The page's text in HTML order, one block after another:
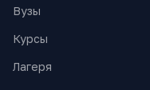
Вузы
Курсы
Лагеря